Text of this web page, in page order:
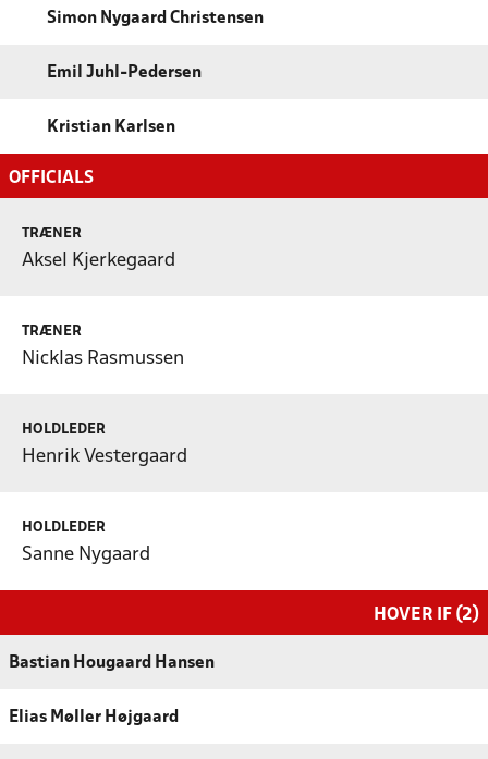
Simon Nygaard Christensen
Emil Juhl-Pedersen
Kristian Karlsen
OFFICIALS
TRÆNER
Aksel Kjerkegaard
TRÆNER
Nicklas Rasmussen
HOLDLEDER
Henrik Vestergaard
HOLDLEDER
Sanne Nygaard
HOVER IF (2)
Bastian Hougaard Hansen
Elias Møller Højgaard